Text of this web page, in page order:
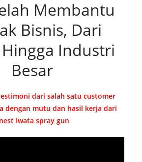
Membantu
Bisnis, Dari
Industri
Besar
dari salah satu customer
dengan mutu dan hasil kerja dari
Iwata spray gun